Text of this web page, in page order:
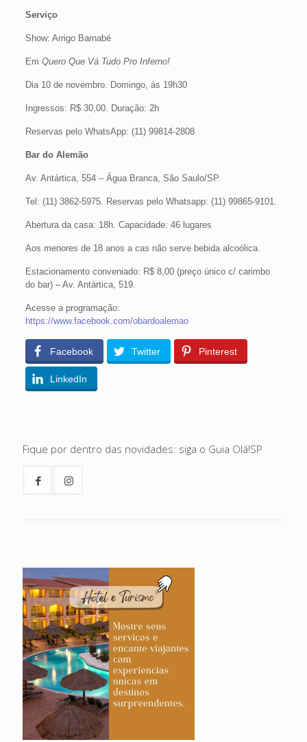
Serviço
Show: Arrigo Barnabé
Em Quero Que Vá Tudo Pro Inferno!
Dia 10 de novembro. Domingo, às 19h30
Ingressos: R$ 30,00. Duração: 2h
Reservas pelo WhatsApp: (11) 99814-2808
Bar do Alemão
Av. Antártica, 554 – Água Branca, São Saulo/SP.
Tel: (11) 3862-5975. Reservas pelo Whatsapp: (11) 99865-9101.
Abertura da casa: 18h. Capacidade: 46 lugares
Aos menores de 18 anos a cas não serve bebida alcoólica.
Estacionamento conveniado: R$ 8,00 (preço único c/ carimbo
do bar) – Av. Antártica, 519.
Acesse a programação:
https://www.facebook.com/obardoalemao
Facebook Twitter Pinterest
LinkedIn
Fique por dentro das novidades: siga o Guia Olá!SP